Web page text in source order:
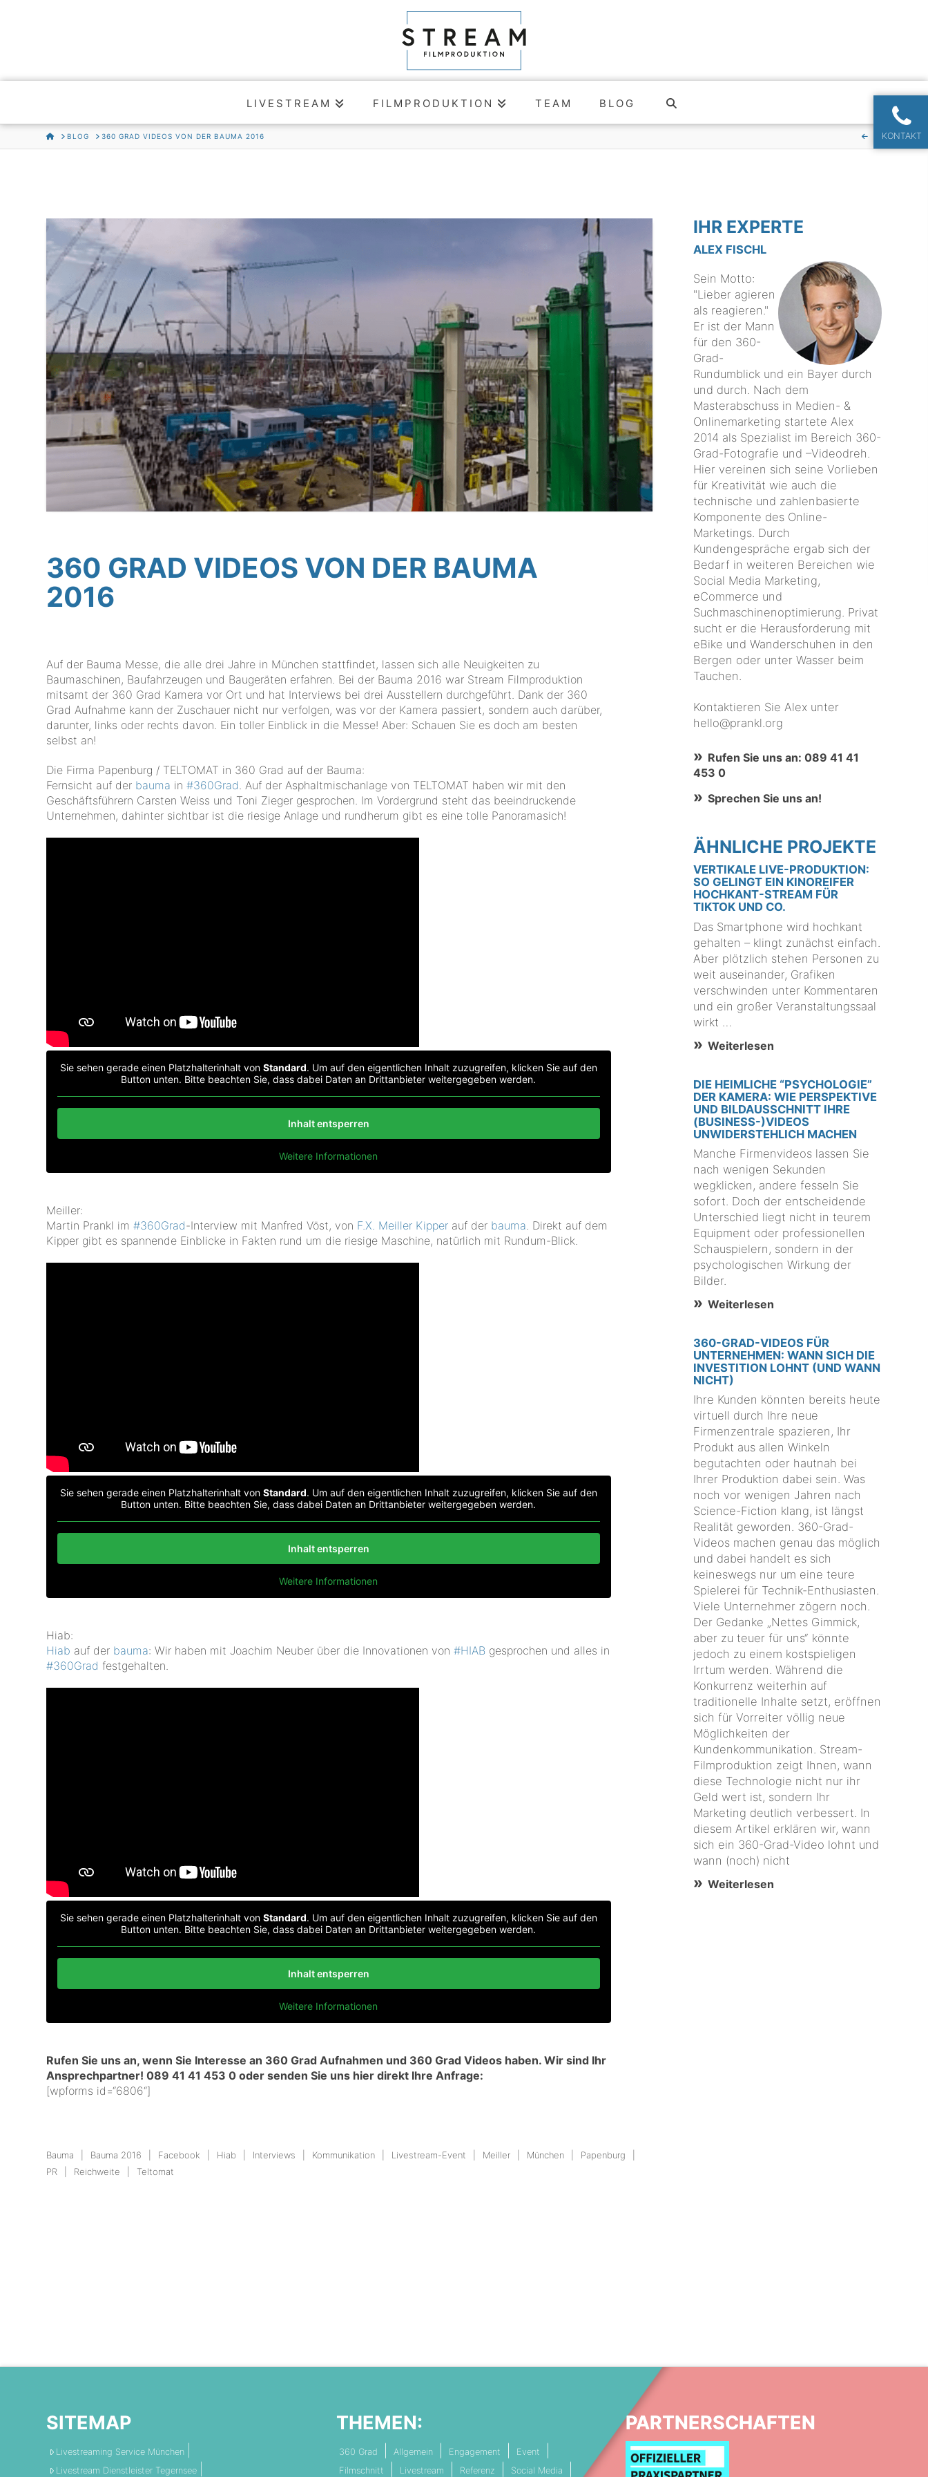
LIVESTREAM FILMPRODUKTION TEAM BLOG
HOMEBLOG 360 GRAD VIDEOS VON DER BAUMA 2016 KONTAKT
360 GRAD VIDEOS VON DER BAUMA
2016
Auf der Bauma Messe, die alle drei Jahre in München stattfindet, lassen sich alle Neuigkeiten zu
Baumaschinen, Baufahrzeugen und Baugeräten erfahren. Bei der Bauma 2016 war Stream Filmproduktion
mitsamt der 360 Grad Kamera vor Ort und hat Interviews bei drei Ausstellern durchgeführt. Dank der 360
Grad Aufnahme kann der Zuschauer nicht nur verfolgen, was vor der Kamera passiert, sondern auch darüber,
darunter, links oder rechts davon. Ein toller Einblick in die Messe! Aber: Schauen Sie es doch am besten
selbst an!
Die Firma Papenburg / TELTOMAT in 360 Grad auf der Bauma:
Fernsicht auf der bauma in‪#‎360Grad‬. Auf der Asphaltmischanlage von TELTOMAT haben wir mit den
Geschäftsführern Carsten Weiss und Toni Zieger gesprochen. Im Vordergrund steht das beeindruckende
Unternehmen, dahinter sichtbar ist die riesige Anlage und rundherum gibt es eine tolle Panoramasich!
Sie sehen gerade einen Platzhalterinhalt von Standard. Um auf den eigentlichen Inhalt zuzugreifen, klicken Sie auf den
Button unten. Bitte beachten Sie, dass dabei Daten an Drittanbieter weitergegeben werden.
Inhalt entsperren
Weitere Informationen
Meiller:
Martin Prankl im‪#‎360Grad‬-Interview mit Manfred Vöst, von F.X. Meiller Kipper auf der bauma. Direkt auf dem
Kipper gibt es spannende Einblicke in Fakten rund um die riesige Maschine, natürlich mit Rundum-Blick.
Sie sehen gerade einen Platzhalterinhalt von Standard. Um auf den eigentlichen Inhalt zuzugreifen, klicken Sie auf den
Button unten. Bitte beachten Sie, dass dabei Daten an Drittanbieter weitergegeben werden.
Inhalt entsperren
Weitere Informationen
Hiab:
Hiab auf der bauma: Wir haben mit Joachim Neuber über die Innovationen von‪#‎HIAB‬ gesprochen und alles in
‪#‎360Grad‬ festgehalten.
Sie sehen gerade einen Platzhalterinhalt von Standard. Um auf den eigentlichen Inhalt zuzugreifen, klicken Sie auf den
Button unten. Bitte beachten Sie, dass dabei Daten an Drittanbieter weitergegeben werden.
Inhalt entsperren
Weitere Informationen
Rufen Sie uns an, wenn Sie Interesse an 360 Grad Aufnahmen und 360 Grad Videos haben. Wir sind Ihr
Ansprechpartner! 089 41 41 453 0 oder senden Sie uns hier direkt Ihre Anfrage:
[wpforms id=“6806“]
Bauma Bauma 2016 Facebook Hiab Interviews Kommunikation Livestream-Event Meiller München
Papenburg
PR
Reichweite Teltomat
IHR EXPERTE
ALEX FISCHL
Sein Motto:
"Lieber agieren
als reagieren."
Er ist der Mann
für den 360-
Grad-
Rundumblick und ein Bayer durch
und durch. Nach dem
Masterabschuss in Medien- &
Onlinemarketing startete Alex
2014 als Spezialist im Bereich 360-
Grad-Fotografie und –Videodreh.
Hier vereinen sich seine Vorlieben
für Kreativität wie auch die
technische und zahlenbasierte
Komponente des Online-
Marketings. Durch
Kundengespräche ergab sich der
Bedarf in weiteren Bereichen wie
Social Media Marketing,
eCommerce und
Suchmaschinenoptimierung. Privat
sucht er die Herausforderung mit
eBike und Wanderschuhen in den
Bergen oder unter Wasser beim
Tauchen.
Kontaktieren Sie Alex unter
hello@prankl.org
Rufen Sie uns an: 089 41 41
453 0
Sprechen Sie uns an!
ÄHNLICHE PROJEKTE
VERTIKALE LIVE-PRODUKTION:
SO GELINGT EIN KINOREIFER
HOCHKANT-STREAM FÜR
TIKTOK UND CO.
Das Smartphone wird hochkant
gehalten – klingt zunächst einfach.
Aber plötzlich stehen Personen zu
weit auseinander, Grafiken
verschwinden unter Kommentaren
und ein großer Veranstaltungssaal
wirkt …
Weiterlesen
DIE HEIMLICHE “PSYCHOLOGIE”
DER KAMERA: WIE PERSPEKTIVE
UND BILDAUSSCHNITT IHRE
(BUSINESS-)VIDEOS
UNWIDERSTEHLICH MACHEN
Manche Firmenvideos lassen Sie
nach wenigen Sekunden
wegklicken, andere fesseln Sie
sofort. Doch der entscheidende
Unterschied liegt nicht in teurem
Equipment oder professionellen
Schauspielern, sondern in der
psychologischen Wirkung der
Bilder.
Weiterlesen
360-GRAD-VIDEOS FÜR
UNTERNEHMEN: WANN SICH DIE
INVESTITION LOHNT (UND WANN
NICHT)
Ihre Kunden könnten bereits heute
virtuell durch Ihre neue
Firmenzentrale spazieren, Ihr
Produkt aus allen Winkeln
begutachten oder hautnah bei
Ihrer Produktion dabei sein. Was
noch vor wenigen Jahren nach
Science-Fiction klang, ist längst
Realität geworden. 360-Grad-
Videos machen genau das möglich
und dabei handelt es sich
keineswegs nur um eine teure
Spielerei für Technik-Enthusiasten.
Viele Unternehmer zögern noch.
Der Gedanke „Nettes Gimmick,
aber zu teuer für uns“ könnte
jedoch zu einem kostspieligen
Irrtum werden. Während die
Konkurrenz weiterhin auf
traditionelle Inhalte setzt, eröffnen
sich für Vorreiter völlig neue
Möglichkeiten der
Kundenkommunikation. Stream-
Filmproduktion zeigt Ihnen, wann
diese Technologie nicht nur ihr
Geld wert ist, sondern Ihr
Marketing deutlich verbessert. In
diesem Artikel erklären wir, wann
sich ein 360-Grad-Video lohnt und
wann (noch) nicht
Weiterlesen
SITEMAP
Livestreaming Service München
Livestream Dienstleister Tegernsee
THEMEN:
360 Grad Allgemein Engagement
Event
Filmschnitt
Livestream Referenz Social Media
PARTNERSCHAFTEN